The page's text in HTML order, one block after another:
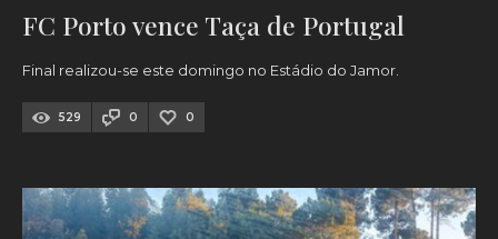
FC Porto vence Taça de Portugal
Final realizou-se este domingo no Estádio do Jamor.
529 0 0